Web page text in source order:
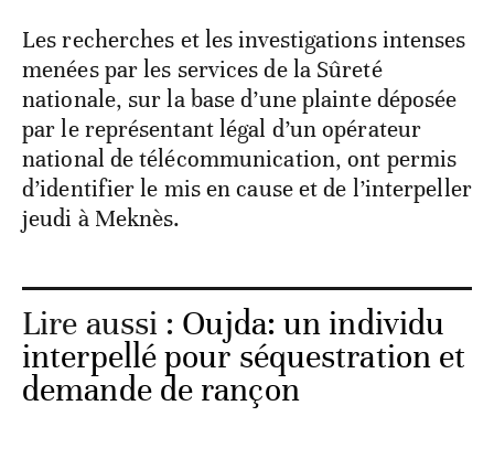
Les recherches et les investigations intenses
menées par les services de la Sûreté
nationale, sur la base d’une plainte déposée
par le représentant légal d’un opérateur
national de télécommunication, ont permis
d’identifier le mis en cause et de l’interpeller
jeudi à Meknès.
Lire aussi : Oujda: un individu
interpellé pour séquestration et
demande de rançon